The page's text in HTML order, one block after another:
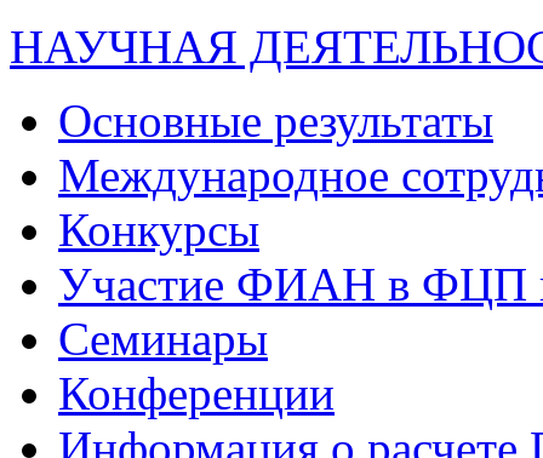
НАУЧНАЯ
Основные результаты
Международное
Конкурсы
Участие ФИАН в ФЦП
Семинары
Конференции
Информация о